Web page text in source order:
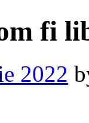
fi
2022